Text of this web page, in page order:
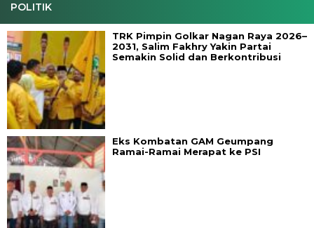
POLITIK
TRK Pimpin Golkar Nagan Raya 2026–
2031, Salim Fakhry Yakin Partai
Semakin Solid dan Berkontribusi
Eks Kombatan GAM Geumpang
Ramai-Ramai Merapat ke PSI